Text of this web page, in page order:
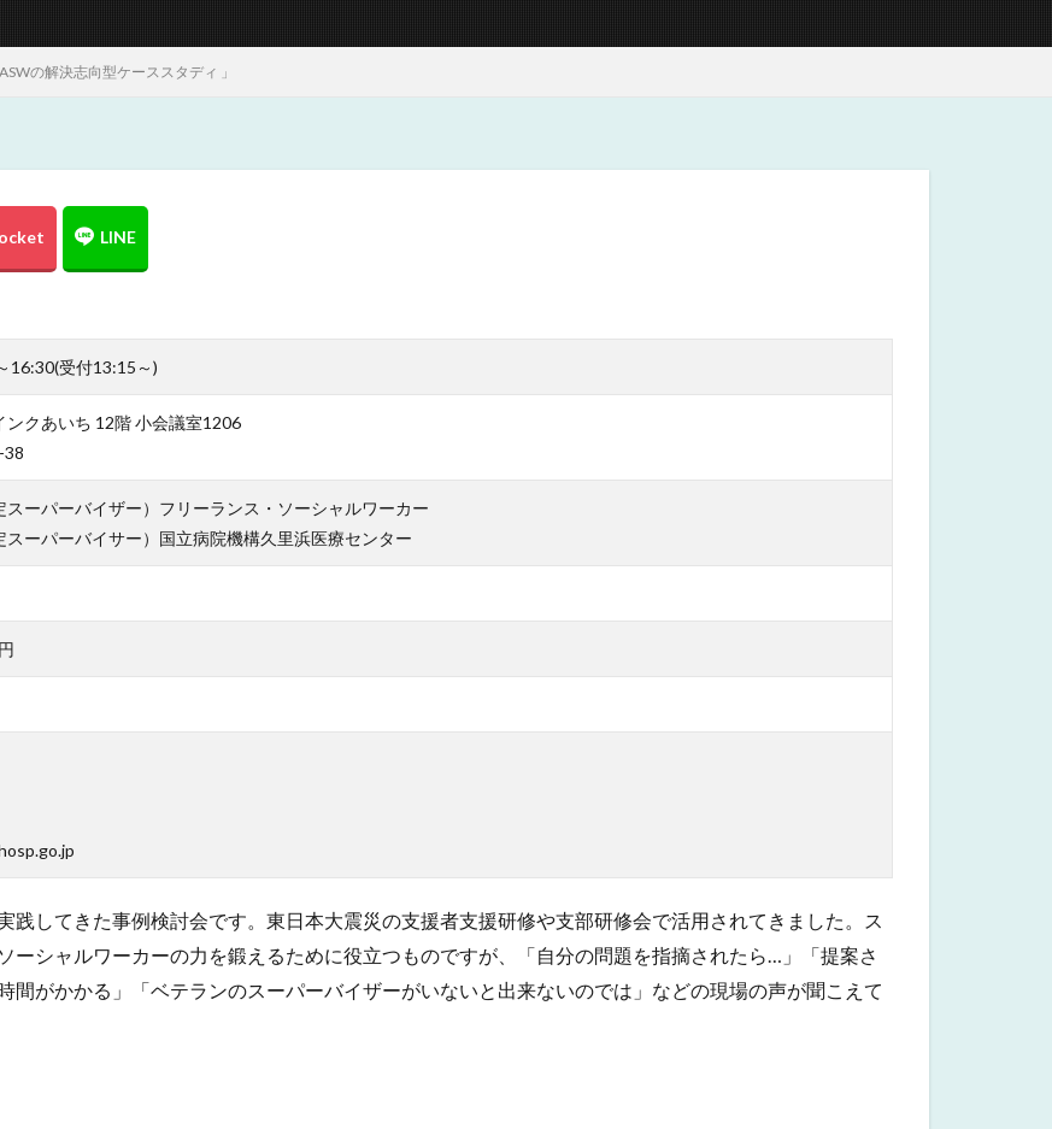
の解決志向型ケーススタディ 」
16:30(受付13:15～)
クあいち 12階 小会議室1206
38
ーパーバイザー）フリーランス・ソーシャルワーカー
ーパーバイサー）国立病院機構久里浜医療センター
践してきた事例検討会です。東日本大震災の支援者支援研修や支部研修会で活用されてきました。ス
ーシャルワーカーの力を鍛えるために役立つものですが、「自分の問題を指摘されたら…」「提案さ
間がかかる」「ベテランのスーパーバイザーがいないと出来ないのでは」などの現場の声が聞こえて